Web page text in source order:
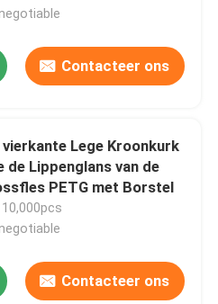
Contacteer ons
Lege Kroonkurk
de Lippenglans van de
PETG met Borstel
10,000pcs
Contacteer ons